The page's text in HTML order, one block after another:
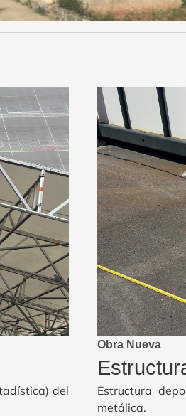
del
Obra Nueva
Estructura
metálica.